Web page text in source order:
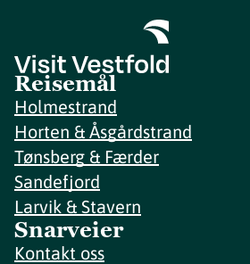
Reisemål
Holmestrand
Horten & Åsgårdstrand
Tønsberg & Færder
Sandefjord
Larvik & Stavern
Snarveier
Kontakt oss